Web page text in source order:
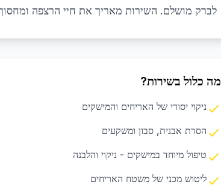
לברק מושלם. השירות מאריך את חיי הרצפה
מה כלול בשירות?
ניקוי יסודי של האריחים והמישקים
הסרת אבנית, סבון ומשקעים
טיפול מיוחד במישקים - ניקוי והלבנה
ליטוש מכני של משטח האריחים